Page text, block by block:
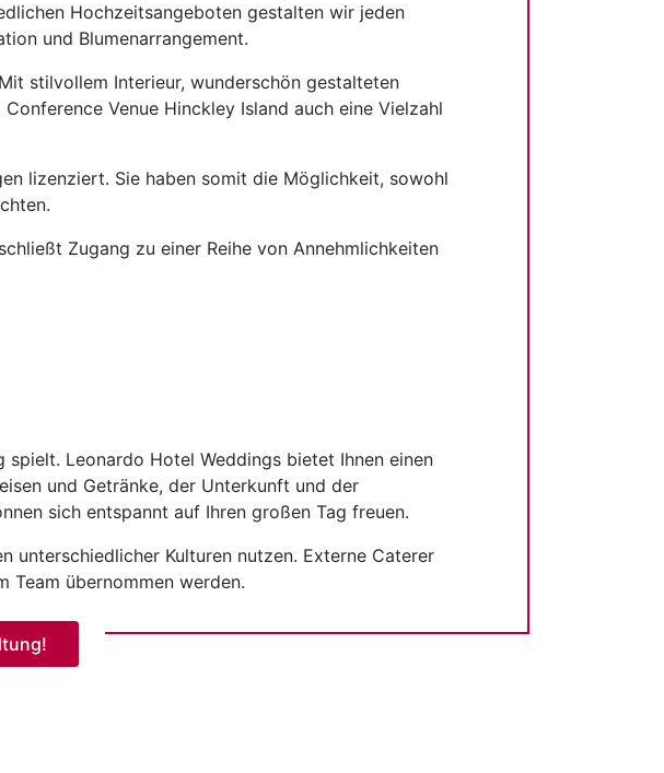
Hochzeitsangeboten gestalten wir jeden
und Blumenarrangement.
stilvollem Interieur, wunderschön gestalteten
Venue Hinckley Island auch eine Vielzahl
lizenziert. Sie haben somit die Möglichkeit, sowohl
Zugang zu einer Reihe von Annehmlichkeiten
Leonardo Hotel Weddings bietet Ihnen einen
und Getränke, der Unterkunft und der
sich entspannt auf Ihren großen Tag freuen.
unterschiedlicher Kulturen nutzen. Externe Caterer
Team übernommen werden.